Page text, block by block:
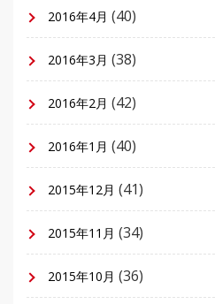
2016年4月 (40)
2016年3月 (38)
2016年2月 (42)
2016年1月 (40)
2015年12月 (41)
2015年11月 (34)
2015年10月 (36)